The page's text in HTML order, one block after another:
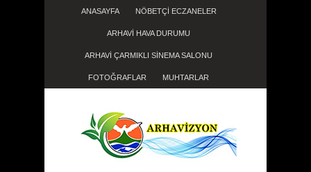
ANASAYFA NÖBETÇİ ECZANELER
ARHAVİ HAVA DURUMU
ARHAVİ ÇARMIKLI SİNEMA SALONU
FOTOĞRAFLAR MUHTARLAR